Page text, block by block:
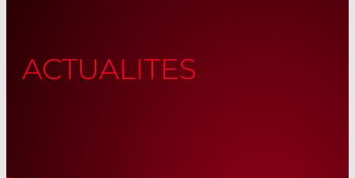
ACTUALITES